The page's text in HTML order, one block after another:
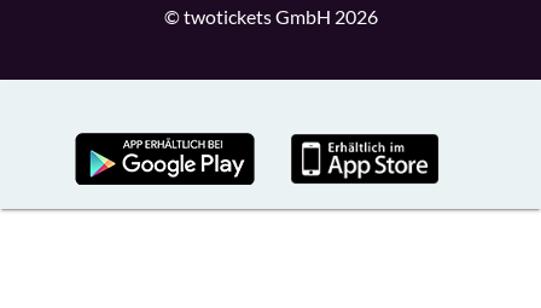
© twotickets GmbH 2026